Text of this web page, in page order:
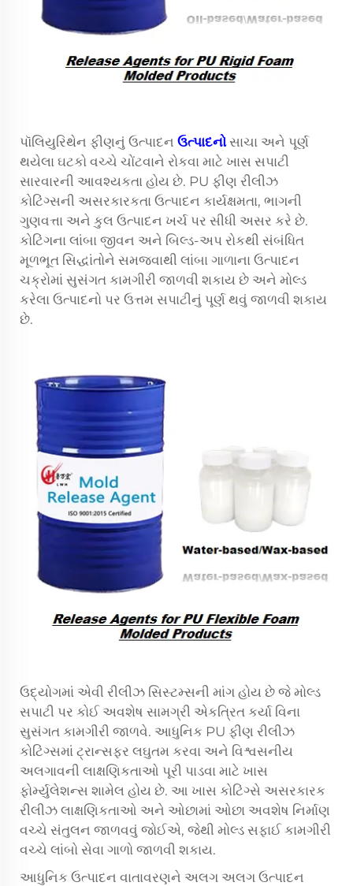
પૉલિયુરિથેન ફીણનું ઉત્પાદન ઉત્પાદનોસાચા અને પૂર્ણ
થયેલા ઘટકો વચ્ચે ચોંટવાને રોકવા માટે ખાસ સપાટી
સારવારની આવશ્યકતા હોય છે. PU ફીણ રીલીઝ
કોટિંગ્સની અસરકારકતા ઉત્પાદન કાર્યક્ષમતા, ભાગની
ગુણવત્તા અને કુલ ઉત્પાદન ખર્ચ પર સીધી અસર કરે છે.
કોટિંગના લાંબા જીવન અને બિલ્ડ-અપ રોકથી સંબંધિત
મૂળભૂત સિદ્ધાંતોને સમજવાથી લાંબા ગાળાના ઉત્પાદન
ચક્રોમાં સુસંગત કામગીરી જાળવી શકાય છે અને મોલ્ડ
કરેલા ઉત્પાદનો પર ઉત્તમ સપાટીનું પૂર્ણ થવું જાળવી શકાય
છે.
ઉદ્યોગમાં એવી રીલીઝ સિસ્ટમ્સની માંગ હોય છે જે મોલ્ડ
સપાટી પર કોઈ અવશેષ સામગ્રી એકત્રિત કર્યા વિના
સુસંગત કામગીરી જાળવે. આધુનિક PU ફીણ રીલીઝ
કોટિંગ્સમાં ટ્રાન્સફર લઘુતમ કરવા અને વિશ્વસનીય
અલગાવની લાક્ષણિકતાઓ પૂરી પાડવા માટે ખાસ
ફોર્મ્યુલેશન્સ શામેલ હોય છે. આ ખાસ કોટિંગ્સે અસરકારક
રીલીઝ લાક્ષણિકતાઓ અને ઓછામાં ઓછા અવશેષ નિર્માણ
વચ્ચે સંતુલન જાળવવું જોઈએ, જેથી મોલ્ડ સફાઈ કામગીરી
વચ્ચે લાંબો સેવા ગાળો જાળવી શકાય.
આધુનિક ઉત્પાદન વાતાવરણને અલગ અલગ ઉત્પાદન